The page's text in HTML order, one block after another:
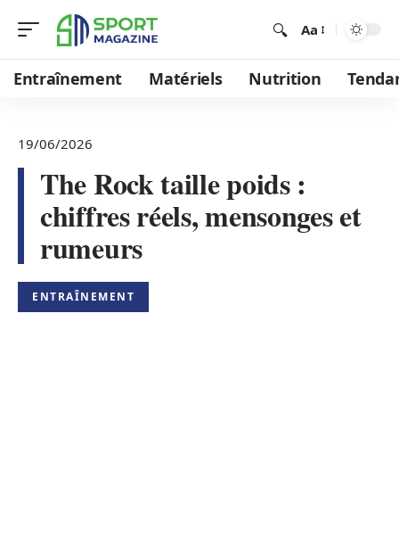
Aa
Entraînement Matériels Nutrition
19/06/2026
The Rock taille poids :
chiffres réels, mensonges et
rumeurs
ENTRAÎNEMENT